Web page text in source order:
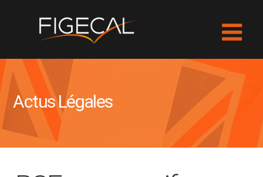
Actus Légales